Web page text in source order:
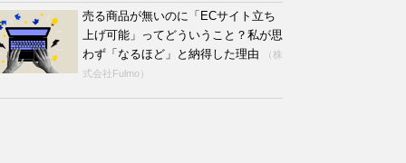
売る商品が無いのに「ECサイト立ち
上げ可能」ってどういうこと？私が思
わず「なるほど」と納得した理由
（株
式会社Fulmo）